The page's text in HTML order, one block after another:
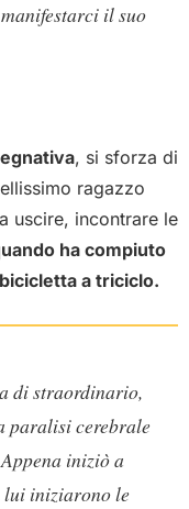
il suo
, si sforza di
ragazzo
uscire, incontrare le
ha compiuto
a triciclo.
di straordinario,
paralisi cerebrale
iniziò a
lui iniziarono le